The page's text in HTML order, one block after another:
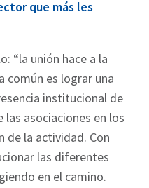
que más les
“la unión hace a la
común es lograr una
institucional de
asociaciones en los
la actividad. Con
las diferentes
en el camino.